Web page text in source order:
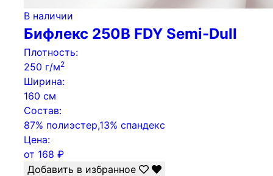
В наличии
Бифлекс 250B FDY Semi-Dull
Плотность:
250 г/м2
Ширина:
160 см
Состав:
87% полиэстер,13% спандекс
Цена:
от 168 ₽
Добавить в избранное